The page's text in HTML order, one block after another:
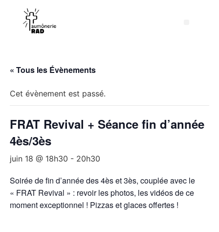
« Tous les Évènements
Cet évènement est passé.
FRAT Revival + Séance fin d’année
4ès/3ès
juin 18 @ 18h30 - 20h30
Soirée de fin d’année des 4ès et 3ès, couplée avec le
« FRAT Revival » : revoir les photos, les vidéos de ce
moment exceptionnel ! Pizzas et glaces offertes !